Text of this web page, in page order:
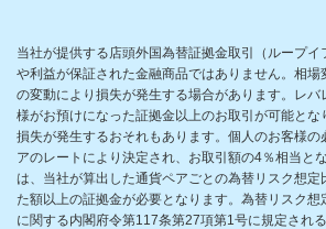
当社が提供する店頭外国為替証拠金取引（ループ
や利益が保証された金融商品ではありません。相場
の変動により損失が発生する場合があります。レ
様がお預けになった証拠金以上のお取引が可能と
損失が発生するおそれもあります。個人のお客様
アのレートにより決定され、お取引額の4％相当と
は、当社が算出した通貨ペアごとの為替リスク想
た額以上の証拠金が必要となります。為替リスク
に関する内閣府令第117条第27項第1号に規定され